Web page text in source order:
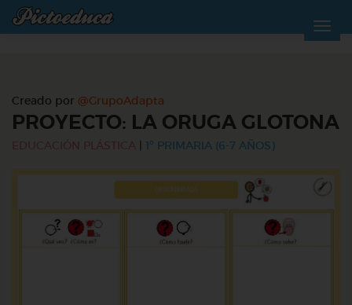
Creado por @GrupoAdapta
PROYECTO: LA ORUGA GLOTONA
EDUCACIÓN PLÁSTICA 1º PRIMARIA (6-7 AÑOS)